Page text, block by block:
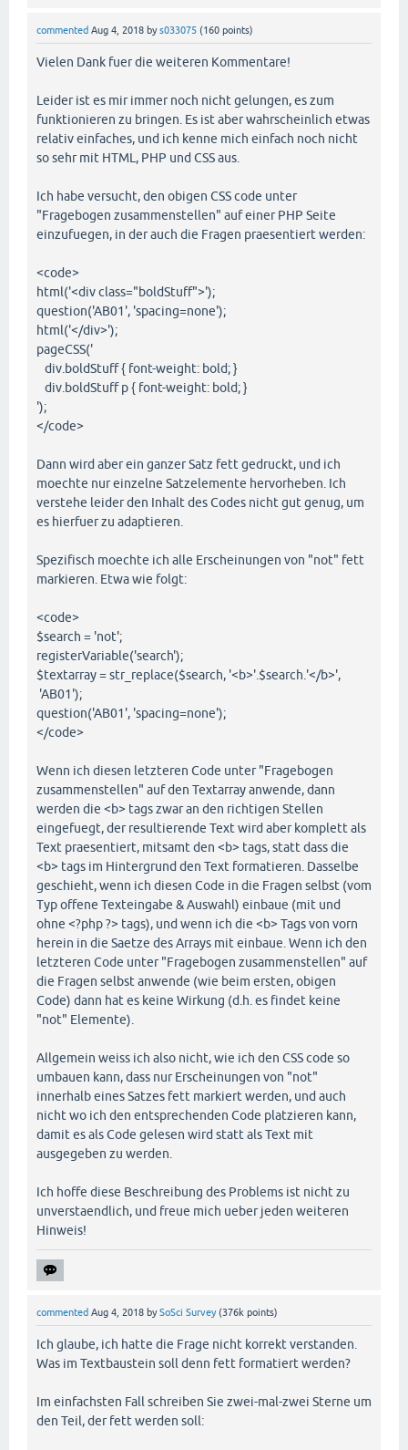
commented Aug 4, 2018 bys033075 (160 points)
Vielen Dank fuer die weiteren Kommentare!
Leider ist es mir immer noch nicht gelungen, es zum
funktionieren zu bringen. Es ist aber wahrscheinlich etwas
relativ einfaches, und ich kenne mich einfach noch nicht
so sehr mit HTML, PHP und CSS aus.
Ich habe versucht, den obigen CSS code unter
"Fragebogen zusammenstellen" auf einer PHP Seite
einzufuegen, in der auch die Fragen praesentiert werden:
<code>
html('<div class="boldStuff">');
question('AB01', 'spacing=none');
html('</div>');
pageCSS('
div.boldStuff { font-weight: bold; }
div.boldStuff p { font-weight: bold; }
');
</code>
Dann wird aber ein ganzer Satz fett gedruckt, und ich
moechte nur einzelne Satzelemente hervorheben. Ich
verstehe leider den Inhalt des Codes nicht gut genug, um
es hierfuer zu adaptieren.
Spezifisch moechte ich alle Erscheinungen von "not" fett
markieren. Etwa wie folgt:
<code>
$search = 'not';
registerVariable('search');
$textarray = str_replace($search, '<b>'.$search.'</b>',
'AB01');
question('AB01', 'spacing=none');
</code>
Wenn ich diesen letzteren Code unter "Fragebogen
zusammenstellen" auf den Textarray anwende, dann
werden die <b> tags zwar an den richtigen Stellen
eingefuegt, der resultierende Text wird aber komplett als
Text praesentiert, mitsamt den <b> tags, statt dass die
<b> tags im Hintergrund den Text formatieren. Dasselbe
geschieht, wenn ich diesen Code in die Fragen selbst (vom
Typ offene Texteingabe & Auswahl) einbaue (mit und
ohne <?php ?> tags), und wenn ich die <b> Tags von vorn
herein in die Saetze des Arrays mit einbaue. Wenn ich den
letzteren Code unter "Fragebogen zusammenstellen" auf
die Fragen selbst anwende (wie beim ersten, obigen
Code) dann hat es keine Wirkung (d.h. es findet keine
"not" Elemente).
Allgemein weiss ich also nicht, wie ich den CSS code so
umbauen kann, dass nur Erscheinungen von "not"
innerhalb eines Satzes fett markiert werden, und auch
nicht wo ich den entsprechenden Code platzieren kann,
damit es als Code gelesen wird statt als Text mit
ausgegeben zu werden.
Ich hoffe diese Beschreibung des Problems ist nicht zu
unverstaendlich, und freue mich ueber jeden weiteren
Hinweis!
commented Aug 4, 2018 bySoSci Survey (376k points)
Ich glaube, ich hatte die Frage nicht korrekt verstanden.
Was im Textbaustein soll denn fett formatiert werden?
Im einfachsten Fall schreiben Sie zwei-mal-zwei Sterne um
den Teil, der fett werden soll: